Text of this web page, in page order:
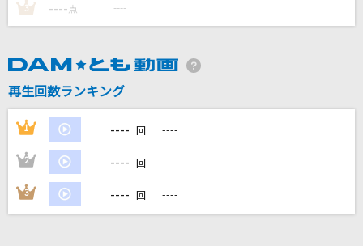
Mrs. GREEN APPLE
ASIAN KUNG-FU GENERATION
SEKAI NO OWARI(世界の終わり)
エデンの部屋
Saucy Dog
3 ---- 点 ----
再生回数ランキング
1 ---- 回 ----
2 ---- 回 ----
3 ---- 回 ----